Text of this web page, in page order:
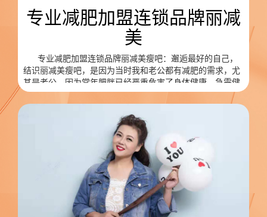
专业减肥加盟连锁品牌丽减
美
专业减肥加盟连锁品牌丽减美瘦吧：邂逅最好的自己，
结识丽减美瘦吧，是因为当时我和老公都有减肥的需求，尤
其是老公，因为常年肥胖已经严重危害了身体健康，急需健
康科学的减肥方法。后来通过闺蜜介绍，我和老公就抱着试
一试的心态来到了丽减美瘦吧减肥，期间经过一段时间的到
店配合以及合理的饮食调整，我和老公很快就减到了标体，
看到这样的效果，我真的觉得这是一份福报的事业，就也有